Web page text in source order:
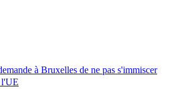
à Bruxelles de ne pas s'immiscer
l'UE